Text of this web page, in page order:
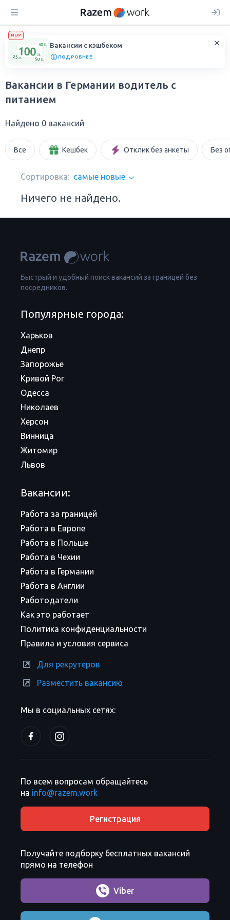
NEW
Вакансии с кэшбеком
ПОДРОБНЕЕ
Вакансии в Германии водитель с
питанием
Найдено 0 вакансий
Все Кешбек Отклик без анкеты Без
Сортировка: самые новые
Ничего не найдено.
Быстрый и удобный поиск вакансий за границей без
посредников.
Мы в социальных сетях:
Популярные города:
Харьков
Днепр
Запорожье
Кривой Рог
Одесса
Николаев
Херсон
Винница
Житомир
Львов
Вакансии:
Работа за границей
Работа в Европе
Работа в Польше
Работа в Чехии
Работа в Германии
Работа в Англии
Работодатели
Как это работает
Политика конфиденциальности
Правила и условия сервиса
Для рекрутеров
Разместить вакансию
По всем вопросам обращайтесь
на info@razem.work
Регистрация
Получайте подборку бесплатных вакансий
прямо на телефон
Viber